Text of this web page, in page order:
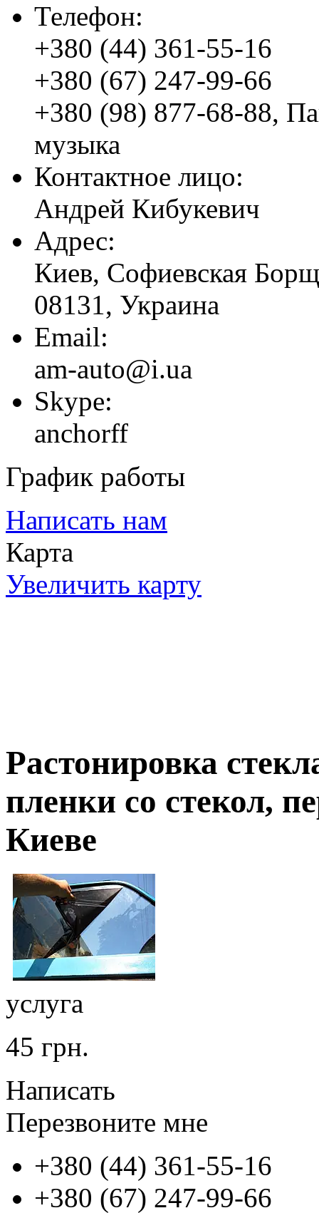
Телефон:
+380 (44) 361-55-16
+380 (67) 247-99-66
+380 (98) 877-68-88,
музыка
Контактное лицо:
Андрей Кибукевич
Адрес:
Киев, Софиевская
08131, Украина
Email:
am-auto@i.ua
Skype:
anchorff
График работы
Написать нам
Карта
Увеличить карту
Растонировка
пленки со стекол,
Киеве
услуга
45 грн.
Написать
Перезвоните мне
+380 (44) 361-55-16
+380 (67) 247-99-66